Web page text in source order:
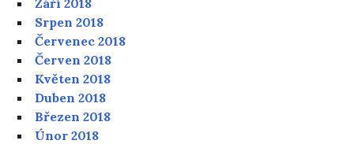
Srpen 2018
Červenec 2018
Červen 2018
Květen 2018
Duben 2018
Březen 2018
Únor 2018